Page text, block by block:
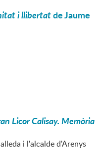
i llibertatde Jaume
Licor Calisay. Memòria
i l'alcalde d'Arenys